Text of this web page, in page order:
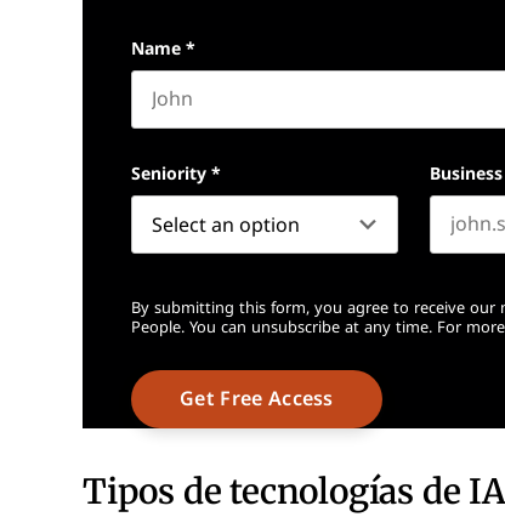
Name *
Seniority *
By submitting this form, you agree to receive our
People. You can unsubscribe at any time. For
Tipos de tecnologías de